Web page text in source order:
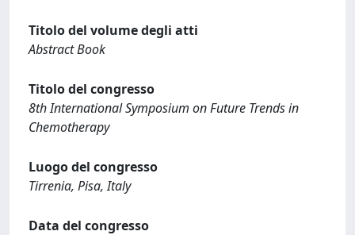
Titolo del volume degli atti
Abstract Book
Titolo del congresso
8th International Symposium on Future Trends in
Chemotherapy
Luogo del congresso
Tirrenia, Pisa, Italy
Data del congresso